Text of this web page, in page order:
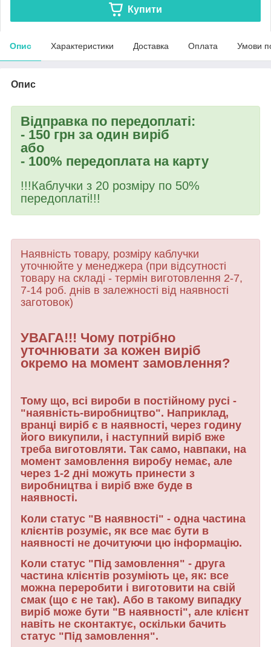
Купити
Опис Характеристики Доставка Оплата Умови
Опис
Відправка по передоплаті:
- 150 грн за один виріб
або
- 100% передоплата на карту
!!!Каблучки з 20 розміру по 50%
передоплаті!!!
Наявність товару, розміру каблучки
уточнюйте у менеджера (при відсутності
товару на складі - термін виготовлення 2-7,
7-14 роб. днів в залежності від наявності
заготовок)
УВАГА!!! Чому потрібно
уточнювати за кожен виріб
окремо на момент замовлення?
Тому що, всі вироби в постійному русі -
"наявність-виробництво". Наприклад,
вранці виріб є в наявності, через годину
його викупили, і наступний виріб вже
треба виготовляти. Так само, навпаки, на
момент замовлення виробу немає, але
через 1-2 дні можуть принести з
виробництва і виріб вже буде в
наявності.
Коли статус "В наявності" - одна частина
клієнтів розуміє, як все має бути в
наявності не дочитуючи цю інформацію.
Коли статус "Під замовлення" - друга
частина клієнтів розуміють це, як: все
можна переробити і виготовити на свій
смак (що є не так). Або в такому випадку
виріб може бути "В наявності", але клієнт
навіть не сконтактує, оскільки бачить
статус "Під замовлення".